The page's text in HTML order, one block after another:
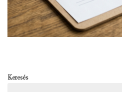
Keresés